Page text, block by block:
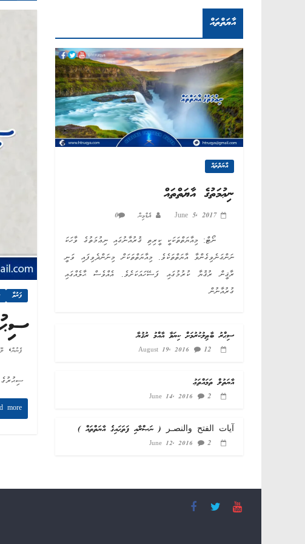
ފަރުވާ
ފެނުން,
ސިޙުރުގެ
more
އާޔަތްތައް
އާޔަތްތައް
ނިޢުމަތުގެ އާޔަތްތައް
June 5, 2017 އެޑްމިން 0
ނޯޓް: މިއާޔަތްތަކަކީ ކީރިތި ޤުރުއާނުގައި ނިޢުމަތުގެ ވާހަކަ
ނަންގަނެވިގެންވާ އާޔަތްތަކެވެ. މިއާޔަތްތަކަށް މިނަންދެވިފައި ވަނީ
ރާޤީން ރުޤުޔާ ކުރުމުގައި ފަސޭހައަކަށެވެ. އެއްވެސް ޙާލެއްގައި
ގުރުއާނުން
ސިޙްރު ބާޠިލުކުރުމަށް ކިޔަވާ އާއްމު ރުޤުޔާ
August 19, 2016 12
އާޔަތުލް ތަމައްތަޢު
June 14, 2016 2
آيات الفتح والنصـر ( ނަޞްރާއި ފަތަޙައިގެ އާޔަތްތައް )
June 12, 2016 2